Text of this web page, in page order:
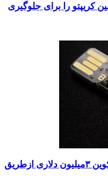
کریپتو را برای جلوگیری
باز کردن قفل کیف پول بیت‌کوین ۳میلیون دلاری ازطریق